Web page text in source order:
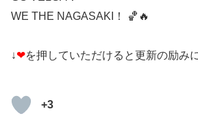
WE THE NAGASAKI！ 🏀🔥
↓❤を押していただけると更新の励み
+3